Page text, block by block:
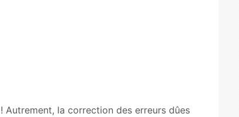
Autrement, la correction des erreurs dûes